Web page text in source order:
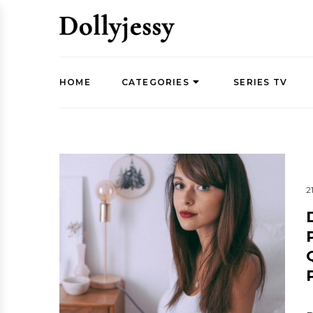
HOME CATEGORIES SERIES TV